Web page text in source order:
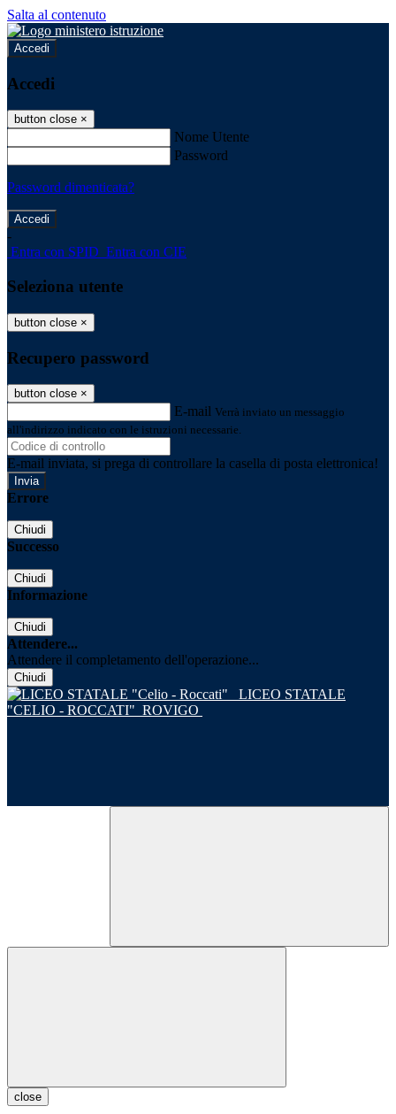
Salta al contenuto
Accedi
Accedi
button close ×
Nome Utente
Password
Password dimenticata?
-
Entra con SPID Entra con CIE
Seleziona utente
button close ×
Recupero password
button close ×
E-mail Verrà inviato un messaggio
all'indirizzo indicato con le istruzioni necessarie.
E-mail inviata, si prega di controllare la casella di posta elettronica!
Errore
Chiudi
Successo
Chiudi
Informazione
Chiudi
Attendere...
Attendere il completamento dell'operazione...
Chiudi
LICEO STATALE
"CELIO - ROCCATI" ROVIGO
close